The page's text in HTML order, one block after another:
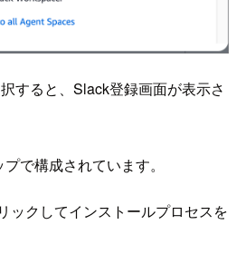
すると、Slack登録画面が表示さ
で構成されています。
ックしてインストールプロセスを